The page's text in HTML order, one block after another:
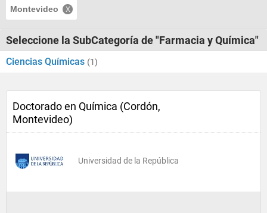
Montevideo
Seleccione la SubCategoría de "Farmacia y Química"
Ciencias Químicas (1)
Doctorado en Química (Cordón,
Montevideo)
Universidad de la República